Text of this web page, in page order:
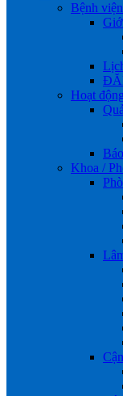
Bệnh viện
Hoạt động
Khoa /